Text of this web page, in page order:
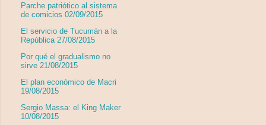
Parche patriótico al sistema
de comicios 02/09/2015
El servicio de Tucumán a la
República 27/08/2015
Por qué el gradualismo no
sirve 21/08/2015
El plan económico de Macri
19/08/2015
Sergio Massa: el King Maker
10/08/2015